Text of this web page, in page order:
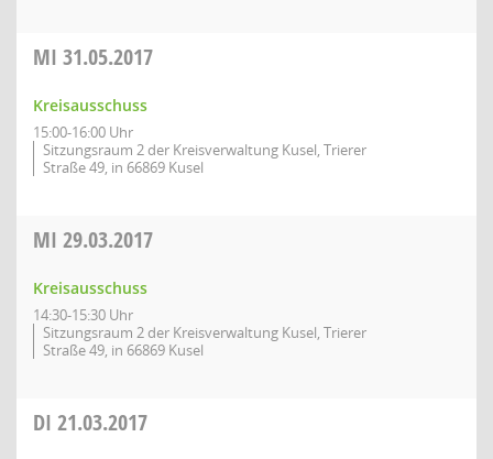
MI 31.05.2017
Kreisausschuss
15:00-16:00 Uhr
Sitzungsraum 2 der Kreisverwaltung Kusel, Trierer
Straße 49, in 66869 Kusel
MI 29.03.2017
Kreisausschuss
14:30-15:30 Uhr
Sitzungsraum 2 der Kreisverwaltung Kusel, Trierer
Straße 49, in 66869 Kusel
DI 21.03.2017